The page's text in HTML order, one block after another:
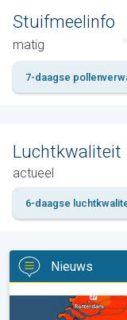
Stuifmeelinfo
matig
7-daagse
Luchtkwaliteit
actueel
6-daagse
Nieuws
Volop zon en